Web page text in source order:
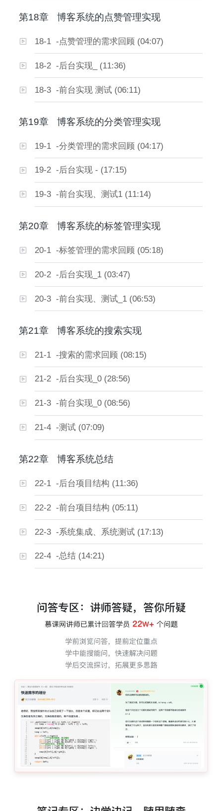
第18章 博客系统的点赞管理实现
18-1 -点赞管理的需求回顾 (04:07)
18-2 -后台实现_ (11:36)
18-3 -前台实现 测试 (06:11)
第19章 博客系统的分类管理实现
19-1 -分类管理的需求回顾 (04:17)
19-2 -后台实现 - (17:15)
19-3 -前台实现、测试1 (11:14)
第20章 博客系统的标签管理实现
20-1 -标签管理的需求回顾 (05:18)
20-2 -后台实现_1 (03:47)
20-3 -前台实现、测试_1 (06:53)
第21章 博客系统的搜索实现
21-1 -搜索的需求回顾 (08:15)
21-2 -后台实现_0 (28:56)
21-3 -前台实现_0 (08:56)
21-4 -测试 (07:09)
第22章 博客系统总结
22-1 -后台项目结构 (11:36)
22-2 -前台项目结构 (05:11)
22-3 -系统集成、系统测试 (17:13)
22-4 -总结 (14:21)